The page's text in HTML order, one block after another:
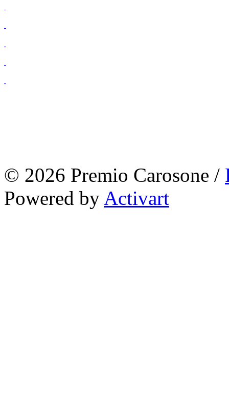
© 2026 Premio Carosone /
Powered by Activart